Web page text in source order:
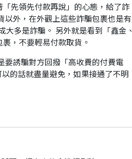
先領先付款再說」的心態，給了詐
外，在外觀上這些詐騙包裹也是有
多是詐騙。 另外就是看到「鑫金、
，不要輕易付款取貨。
要誘騙對方回撥「高收費的付費電
的話就盡量避免，如果接通了不明